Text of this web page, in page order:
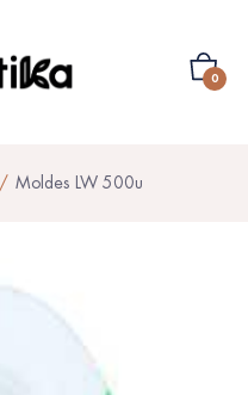
0
Moldes LW 500u